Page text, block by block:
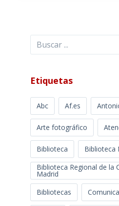
Buscar
Etiquetas
Abc Af.es
Arte fotográfico
Biblioteca
Biblioteca
Biblioteca Regional de la
Madrid
Bibliotecas